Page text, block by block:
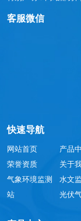
客服微信
快速导航
网站首页 产品
荣誉资质
关于
气象环境监测
站
水文
光伏